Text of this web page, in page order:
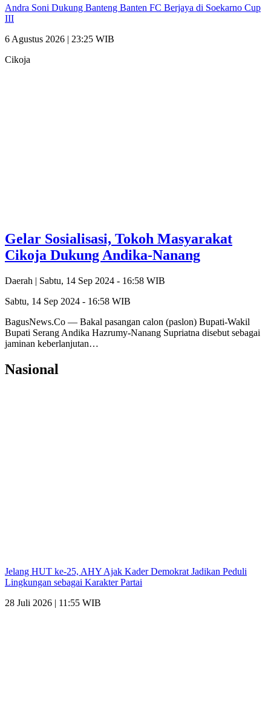
Andra Soni Dukung Banteng Banten FC Berjaya di Soekarno Cup
III
6 Agustus 2026 | 23:25 WIB
Cikoja
Gelar Sosialisasi, Tokoh Masyarakat
Cikoja Dukung Andika-Nanang
Daerah | Sabtu, 14 Sep 2024 - 16:58 WIB
Sabtu, 14 Sep 2024 - 16:58 WIB
BagusNews.Co — Bakal pasangan calon (paslon) Bupati-Wakil
Bupati Serang Andika Hazrumy-Nanang Supriatna disebut sebagai
jaminan keberlanjutan…
Nasional
Jelang HUT ke-25, AHY Ajak Kader Demokrat Jadikan Peduli
Lingkungan sebagai Karakter Partai
28 Juli 2026 | 11:55 WIB